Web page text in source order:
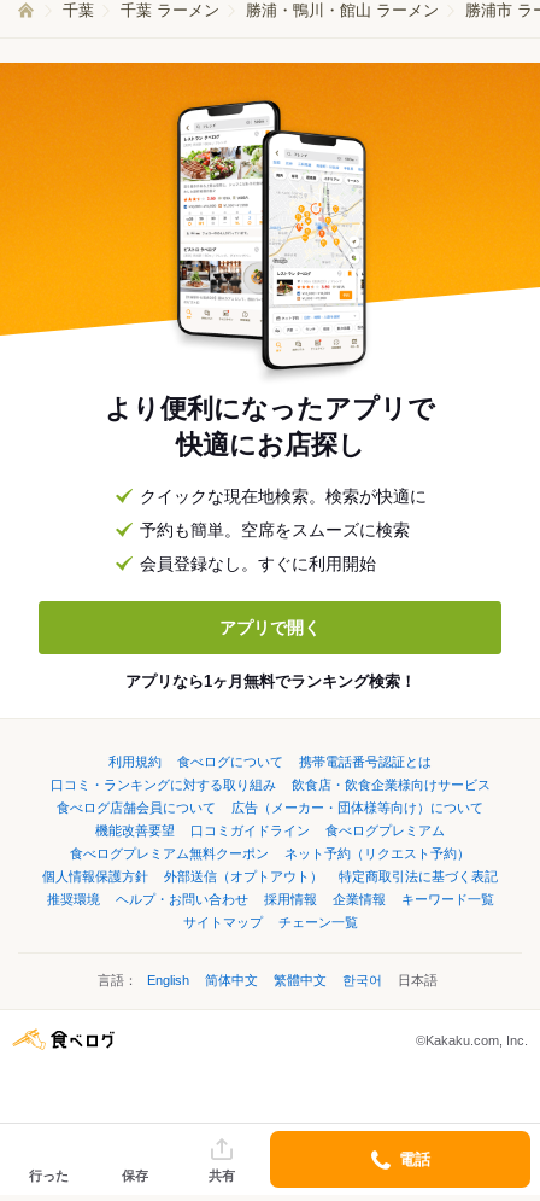
千葉 千葉 ラーメン 勝浦・鴨川・館山 ラーメン 勝浦市 ラ
より便利になったアプリで
快適にお店探し
クイックな現在地検索。検索が快適に
予約も簡単。空席をスムーズに検索
会員登録なし。すぐに利用開始
アプリで開く
アプリなら1ヶ月無料でランキング検索！
利用規約 食べログについて
携帯電話番号認証とは
口コミ・ランキングに対する取り組み
飲食店・飲食企業様向けサービス
食べログ店舗会員について
広告（メーカー・団体様等向け）について
機能改善要望
口コミガイドライン
食べログプレミアム
食べログプレミアム無料クーポン
ネット予約（リクエスト予約）
個人情報保護方針
外部送信（オプトアウト）
特定商取引法に基づく表記
推奨環境
ヘルプ・お問い合わせ 採用情報 企業情報
キーワード一覧
サイトマップ
チェーン一覧
言語： English 简体中文 繁體中文 한국어 日本語
©Kakaku.com, Inc.
行った 保存 共有
電話